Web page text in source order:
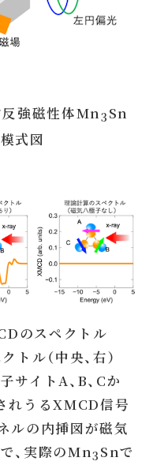
反強磁性体Mn3 Sn
式図
のスペクトル
トル（中央、右）
サイトA、B、Cか
れうるXMCD信号
ルの内挿図が磁気
、実際のMn3 Snで